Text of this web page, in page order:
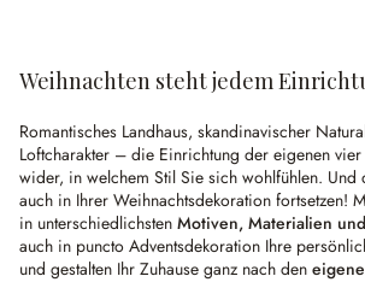
Weihnachten steht jedem
Romantisches Landhaus, skandinavischer
Loftcharakter – die Einrichtung der eigenen
wider, in welchem Stil Sie sich wohlfühlen. Und
auch in Ihrer Weihnachtsdekoration fortsetzen!
in unterschiedlichsten Motiven, Materialien
auch in puncto Adventsdekoration Ihre
und gestalten Ihr Zuhause ganz nach den